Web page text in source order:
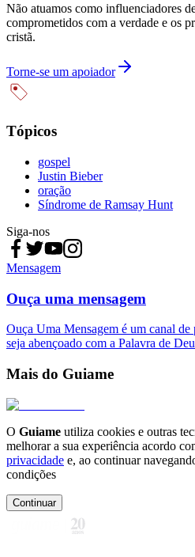
Não atuamos como influenciadores
comprometidos com a verdade e os
cristã.
Torne-se um apoiador
Tópicos
gospel
Justin Bieber
oração
Síndrome de Ramsay Hunt
Siga-nos
Mensagem
Ouça uma mensagem
Ouça Uma Mensagem é um canal
seja abençoado com a Palavra de
Mais do Guiame
O Guiame utiliza cookies e outras
melhorar a sua experiência acordo
privacidade e, ao continuar
condições
Continuar